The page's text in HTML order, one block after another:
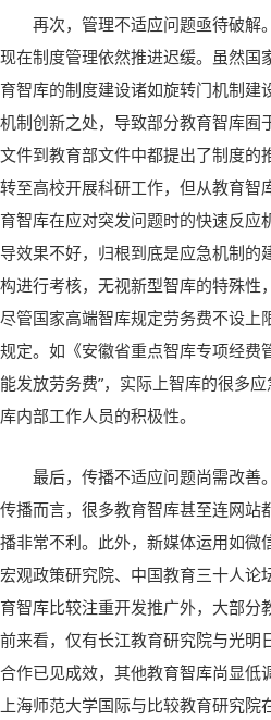
再次，管理不适应问题亟待破解
现在制度管理依然推进迟缓。虽然国
育智库的制度建设诸如旋转门机制
机制创新之处，导致部分教育智库囿
文件到教育部文件中都提出了制度的
转至高校开展科研工作，但从教育智
育智库在应对突发问题时的快速反
导效果不好，归根到底是应急机制
构进行考核，无视新型智库的特殊性
尽管国家高端智库规定劳务费不设上
规定。如《安徽省重点智库专项经费
能发放劳务费”，实际上智库的很多
库内部工作人员的积极性。
最后，传播不适应问题尚需改善
传播而言，很多教育智库甚至连网站
播非常不利。此外，新媒体运用如微
宏观政策研究院、中国教育三十人
育智库比较注重开发推广外，大部
前来看，仅有长江教育研究院与光明
合作已见成效，其他教育智库尚显低
上海师范大学国际与比较教育研究